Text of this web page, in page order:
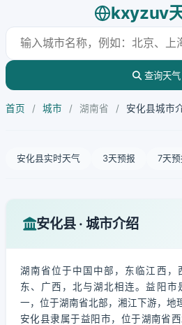
kxyzuv
查询天气
首页 / 城市 / 湖南省 / 安化县城市
安化县实时天气 3天预报 7天预
安化县 · 城市介绍
湖南省位于中国中部，东临江西，
东、广西，北与湖北相连。益阳市
一，位于湖南省北部，湘江下游，地
安化县隶属于益阳市，位于湖南省